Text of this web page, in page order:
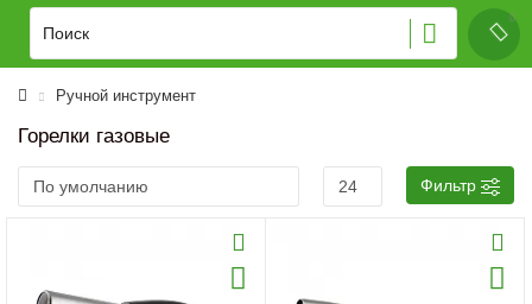
Ручной инструмент
Горелки газовые
Фильтр